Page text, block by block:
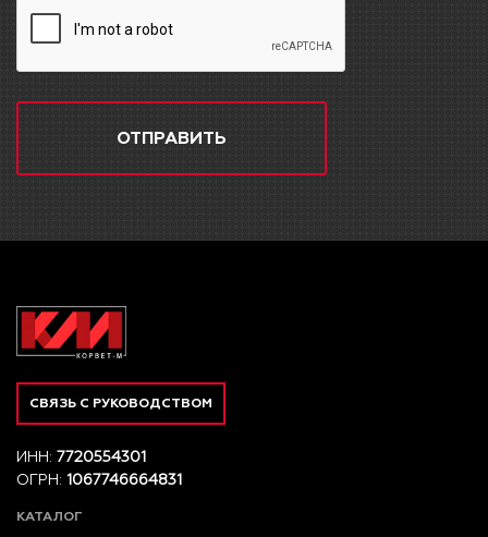
ОТПРАВИТЬ
СВЯЗЬ С РУКОВОДСТВОМ
ИНН: 7720554301
ОГРН: 1067746664831
КАТАЛОГ